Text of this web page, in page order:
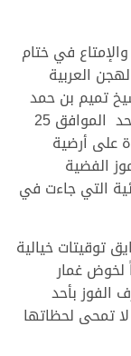
في ختام
العربية
تميم بن حمد
آل ثاني أمير البلاد المفدى، مساء اليوم الأحد الموافق 25
على أرضية
الفضية
التي جاءت في
توقيتات خيالية
لخوض غمار
الفوز بأحد
لا تمحى لحظاتها